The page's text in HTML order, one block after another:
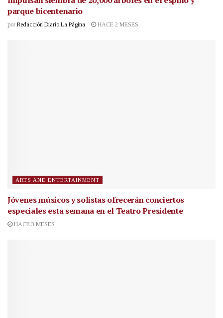
parque bicentenario
por Redacción Diario La Página HACE 2 MESES
ARTS AND ENTERTAINMENT
Jóvenes músicos y solistas ofrecerán conciertos
especiales esta semana en el Teatro Presidente
HACE 3 MESES